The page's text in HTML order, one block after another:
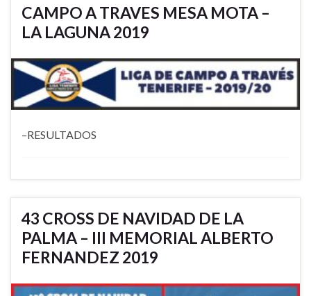
CAMPO A TRAVES MESA MOTA –
LA LAGUNA 2019
–RESULTADOS
43 CROSS DE NAVIDAD DE LA
PALMA – III MEMORIAL ALBERTO
FERNANDEZ 2019